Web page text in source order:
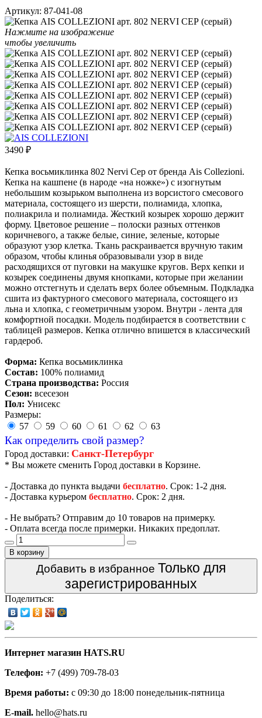
Артикул: 87-041-08
Нажмите на изображение
чтобы увеличить
3490 ₽
Кепка восьмиклинка 802 Nervi Cep от бренда Ais Collezioni.
Кепка на кашпене (в народе «на ножке») с изогнутым
небольшим козырьком выполнена из ворсистого смесового
материала, состоящего из шерсти, полиамида, хлопка,
полиакрила и полиамида. Жесткий козырек хорошо держит
форму. Цветовое решение – полоски разных оттенков
коричневого, а также белые, синие, зеленые, которые
образуют узор клетка. Ткань раскраивается вручную таким
образом, чтобы клинья образовывали узор в виде
расходящихся от пуговки на макушке кругов. Верх кепки и
козырек соединены двумя кнопками, которые при желании
можно отстегнуть и сделать верх более объемным. Подкладка
сшита из фактурного смесового материала, состоящего из
льна и хлопка, с геометричным узором. Внутри - лента для
комфортной посадки. Модель подбирается в соответствии с
таблицей размеров. Кепка отлично впишется в классический
гардероб.
Форма: Кепка восьмиклинка
Состав: 100% полиамид
Страна производства: Россия
Сезон: всесезон
Пол: Унисекс
Размеры:
57
59 60 61 62 63
Как определить свой размер?
Город доставки: Санкт-Петербург
* Вы можете сменить Город доставки в Корзине.
- Доставка до пункта выдачи бесплатно. Срок: 1-2 дня.
- Доставка курьером бесплатно. Срок: 2 дня.
- Не выбрать? Отправим до 10 товаров на примерку.
- Оплата всегда после примерки. Никаких предоплат.
В корзину
Добавить в избранное Только для
зарегистрированных
Поделиться:
Интернет магазин HATS.RU
Телефон: +7 (499) 709-78-03
Время работы: с 09:30 до 18:00 понедельник-пятница
E-mail. hello@hats.ru